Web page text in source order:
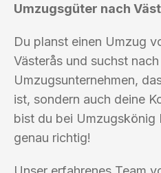
Umzugsgüter nach
Du planst einen Umzug
Västerås und suchst nach
Umzugsunternehmen,
ist, sondern auch deine
bist du bei Umzugskönig
genau richtig!